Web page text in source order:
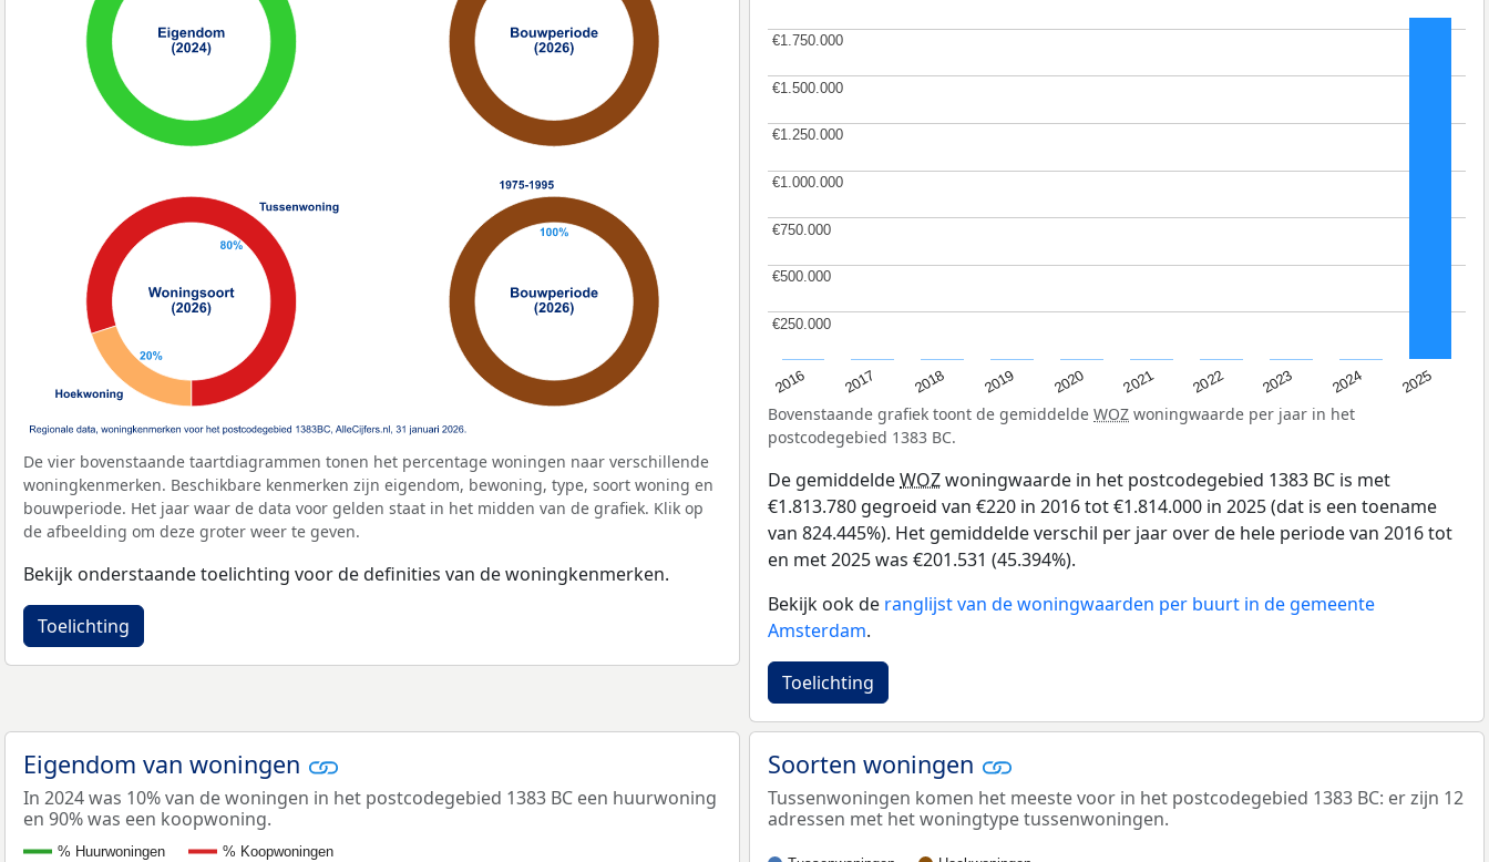
De vier bovenstaande taartdiagrammen tonen het percentage woningen naar verschillende
woningkenmerken. Beschikbare kenmerken zijn eigendom, bewoning, type, soort woning en
bouwperiode. Het jaar waar de data voor gelden staat in het midden van de grafiek. Klik op
de afbeelding om deze groter weer te geven.
Bekijk onderstaande toelichting voor de definities van de woningkenmerken.
Toelichting
2016 2017 2018 2019 2020 2021 2022 2023 2024 2025
€250.000
€250.000
€500.000
€500.000
€750.000
€750.000
€1.000.000
€1.000.000
€1.250.000
€1.250.000
€1.500.000
€1.500.000
€1.750.000
€1.750.000
Bovenstaande grafiek toont de gemiddelde WOZ woningwaarde per jaar in het
postcodegebied 1383 BC.
De gemiddeldeWOZwoningwaarde in het postcodegebied 1383 BC is met
€1.813.780 gegroeid van €220 in 2016 tot €1.814.000 in 2025 (dat is een toename
van 824.445%). Het gemiddelde verschil per jaar over de hele periode van 2016 tot
en met 2025 was €201.531 (45.394%).
Bekijk ook de ranglijst van de woningwaarden per buurt in de gemeente
Amsterdam.
Toelichting
Eigendom van woningen
In 2024 was 10% van de woningen in het postcodegebied 1383 BC een huurwoning
en 90% was een koopwoning.
% Huurwoningen % Koopwoningen
Soorten woningen
Tussenwoningen komen het meeste voor in het postcodegebied 1383 BC: er zijn 12
adressen met het woningtype tussenwoningen.